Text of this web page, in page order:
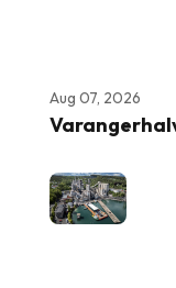
Aug 07, 2026